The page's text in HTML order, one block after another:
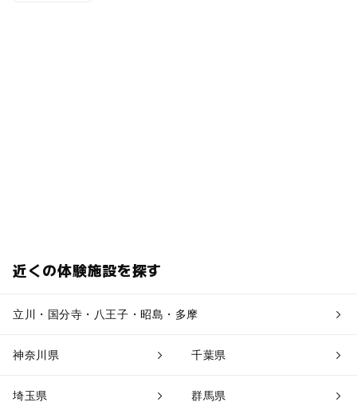
近くの体験施設を探す
立川・国分寺・八王子・昭島・多摩
神奈川県 千葉県
埼玉県 群馬県